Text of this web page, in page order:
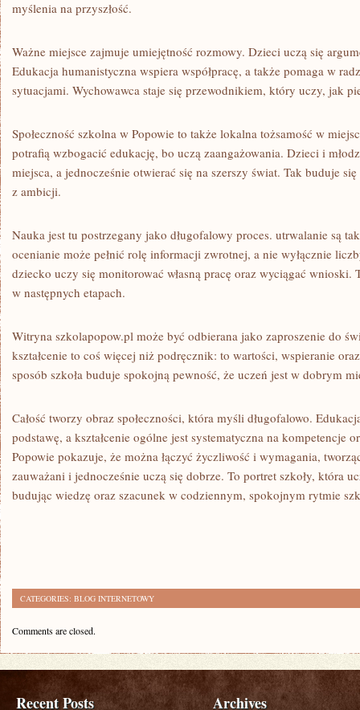
myślenia na przyszłość.
Ważne miejsce zajmuje umiejętność rozmowy. Dzieci uczą się
Edukacja humanistyczna wspiera współpracę, a także pomaga w
sytuacjami. Wychowawca staje się przewodnikiem, który uczy, jak
Społeczność szkolna w Popowie to także lokalna tożsamość w
potrafią wzbogacić edukację, bo uczą zaangażowania. Dzieci i
miejsca, a jednocześnie otwierać się na szerszy świat. Tak buduje
z ambicji.
Nauka jest tu postrzegany jako długofalowy proces. utrwalanie są
ocenianie może pełnić rolę informacji zwrotnej, a nie wyłącznie
dziecko uczy się monitorować własną pracę oraz wyciągać wnioski.
w następnych etapach.
Witryna szkolapopow.pl może być odbierana jako zaproszenie do
kształcenie to coś więcej niż podręcznik: to wartości, wspieranie
sposób szkoła buduje spokojną pewność, że uczeń jest w dobrym
Całość tworzy obraz społeczności, która myśli długofalowo.
podstawę, a kształcenie ogólne jest systematyczna na kompetencje
Popowie pokazuje, że można łączyć życzliwość i wymagania,
zauważani i jednocześnie uczą się dobrze. To portret szkoły, która
budując wiedzę oraz szacunek w codziennym, spokojnym rytmie
CATEGORIES: BLOG INTERNETOWY
Comments are closed.
Recent Posts Archives